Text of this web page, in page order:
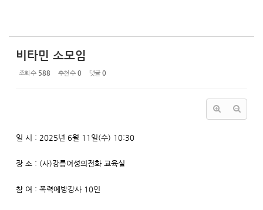
비타민 소모임
조회 수 588 추천 수 0 댓글 0
일 시 : 2025년 6월 11일(수) 10:30
장 소 : (사)강릉여성의전화 교육실
참 여 : 폭력예방강사 10인